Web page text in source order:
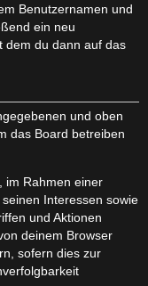
Benutzernamen und
ein neu
dem du dann auf das
und oben
das Board betreiben
im Rahmen einer
Interessen sowie
und Aktionen
deinem Browser
sofern dies zur